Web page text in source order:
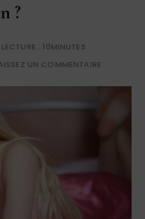
?
: 10MINUTES
UN COMMENTAIRE